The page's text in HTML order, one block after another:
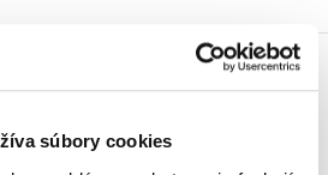
súbory cookies
nad 99 €.